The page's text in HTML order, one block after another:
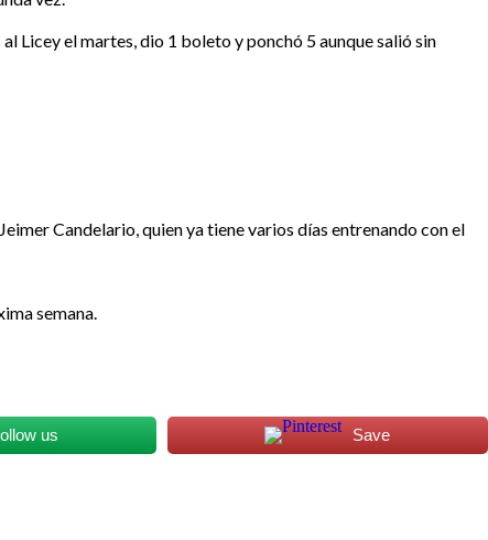
Licey el martes, dio 1 boleto y ponchó 5 aunque salió sin
Candelario, quien ya tiene varios días entrenando con el
semana.
us Save